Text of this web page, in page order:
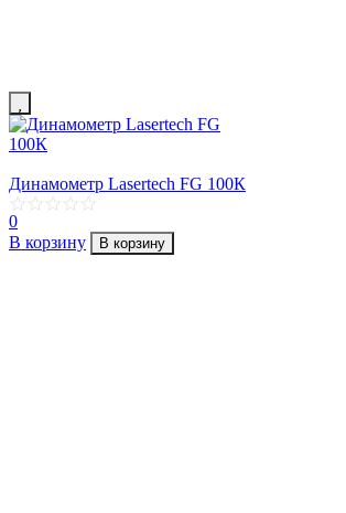
Динамометр Lasertech FG 100К
0
В корзину
В корзину